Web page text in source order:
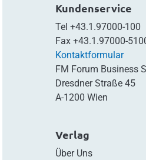
Kundenservice
Tel +43.1.97000-100
Fax +43.1.97000-
Kontaktformular
FM Forum Business
Dresdner Straße 45
A-1200 Wien
Verlag
Über Uns